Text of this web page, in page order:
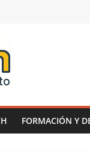
FORMACIÓN Y